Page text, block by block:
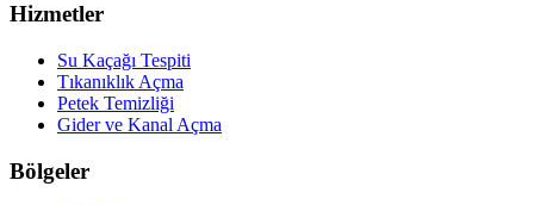
Hizmetler
Su Kaçağı Tespiti
Tıkanıklık Açma
Petek Temizliği
Gider ve Kanal Açma
Bölgeler